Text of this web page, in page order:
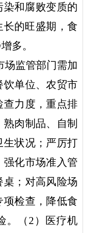
和腐败变质的
的旺盛期，食
多。
场监管部门需加
单位、农贸市
力度，重点排
肉制品、自制
状况；严厉打
化市场准入管
；对高风险场
项检查，降低食
。（ 2 ）医疗机